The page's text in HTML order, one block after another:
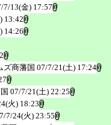
7/13(金) 17:57
13:42
14:26
ズ商藩国 07/7/21(土) 17:24
07/7/21(土) 22:25
火) 18:23
7/24(火) 23:55